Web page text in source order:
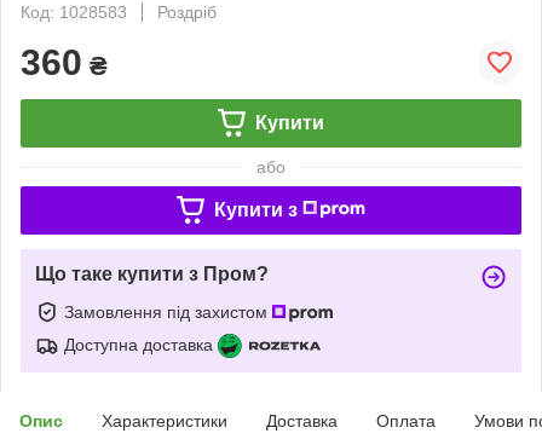
Код: 1028583
Роздріб
360 ₴
Купити
або
Купити з
Що таке купити з Пром?
Замовлення під захистом
Доступна доставка
Опис Характеристики Доставка Оплата Умови